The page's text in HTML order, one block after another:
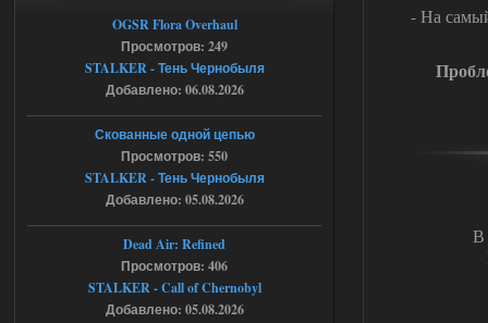
- На
В
Ответить ➤
Спавнер + Правки + Античит - Dead
City Final
Что то не работает спавнер,
все устанавливал по
мануалу......
Ответить ➤
06.08.2026
Игра для сталкера 21-очко
ruslanpyrusov
OGSR Flora Overhaul
Просмотров: 249
STALKER - Тень Чернобыля
Добавлено: 06.08.2026
Скованные одной цепью
Просмотров: 550
STALKER - Тень Чернобыля
Добавлено: 05.08.2026
Dead Air: Refined
Просмотров: 406
STALKER - Call of Chernobyl
Добавлено: 05.08.2026